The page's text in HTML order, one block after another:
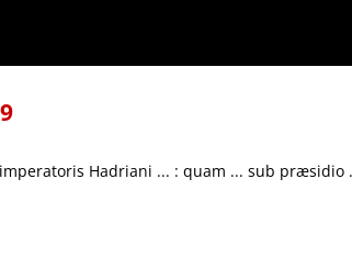
Noodt ...
Hadriani ... : quam ... sub præsidio